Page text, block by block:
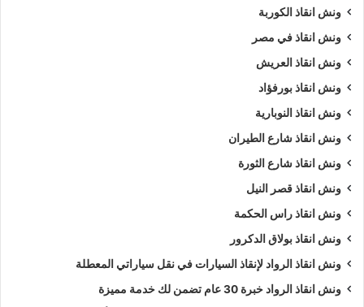
ونش انقاذ الكوربة
ونش انقاذ في مصر
ونش انقاذ العريش
ونش انقاذ بورفؤاد
ونش انقاذ النوبارية
ونش انقاذ شارع الطيران
ونش انقاذ شارع الثورة
ونش انقاذ قصر النيل
ونش انقاذ راس الحكمة
ونش انقاذ بولاق الدكرور
ونش انقاذ الرواد لإنقاذ السيارات في نقل سياراتي المعطلة
ونش انقاذ الرواد خبرة 30 عام تضمن لك خدمة مميزة